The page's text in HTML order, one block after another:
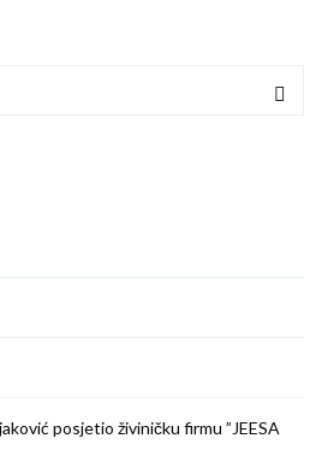
posjetio živiničku firmu ”JEESA